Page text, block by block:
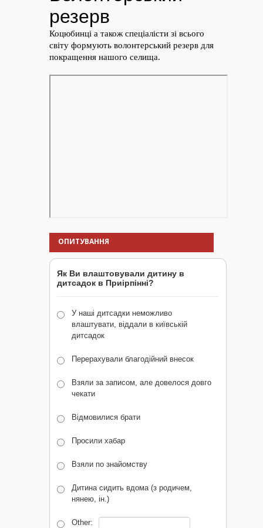
ОПИТУВАННЯ
Як Ви влаштовували дитину в
дитсадок в Приірпінні?
У наші дитсадки неможливо
влаштувати, віддали в київській
дитсадок
Перерахували благодійний внесок
Взяли за записом, але довелося довго
чекати
Відмовилися брати
Просили хабар
Взяли по знайомству
Дитина сидить вдома (з родичем,
нянею, ін.)
Other: